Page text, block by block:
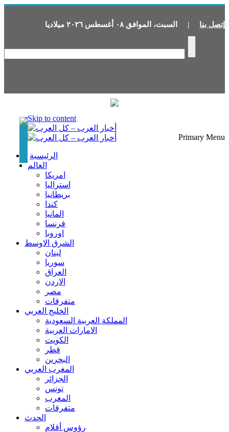
إتصل بنا | السبت، الموافق ٠٨ أغسطس ٢٠٢٦ ميلاديا
Skip to content
Primary Menu
الرئيسية
العالم
امريكا
استراليا
بريطانيا
كندا
المانيا
فرنسا
اوروبا
الشرق الاوسط
لبنان
سوريا
العراق
الاردن
مصر
متفرقات
الخليج العربي
المملكة العربية السعودية
الامارات العربية
الكويت
قطر
البحرين
المغرب العربي
الجزائر
تونس
المغرب
متفرقات
الحدث
رؤوس أقلام